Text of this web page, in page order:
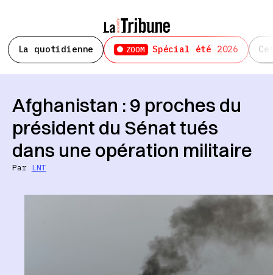
La quotidienne ZOOM Spécial été 2026
Afghanistan : 9 proches du
président du Sénat tués
dans une opération militaire
Par LNT